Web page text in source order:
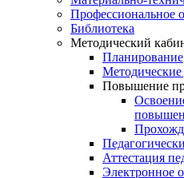
Профессиональное
Библиотека
Методический
Планирование
Повышение
Аттестация
Электронное